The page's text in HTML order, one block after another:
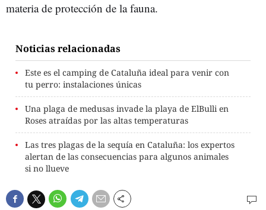
materia de protección de la fauna.
Noticias relacionadas
Este es el camping de Cataluña ideal para venir con
tu perro: instalaciones únicas
Una plaga de medusas invade la playa de ElBulli en
Roses atraídas por las altas temperaturas
Las tres plagas de la sequía en Cataluña: los expertos
alertan de las consecuencias para algunos animales
si no llueve